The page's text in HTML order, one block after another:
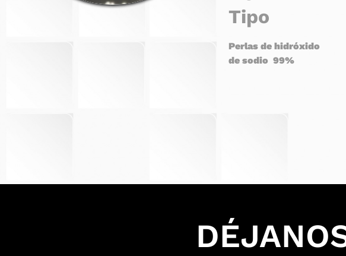
Tipo
Perlas de hidróxido
de sodio 99%